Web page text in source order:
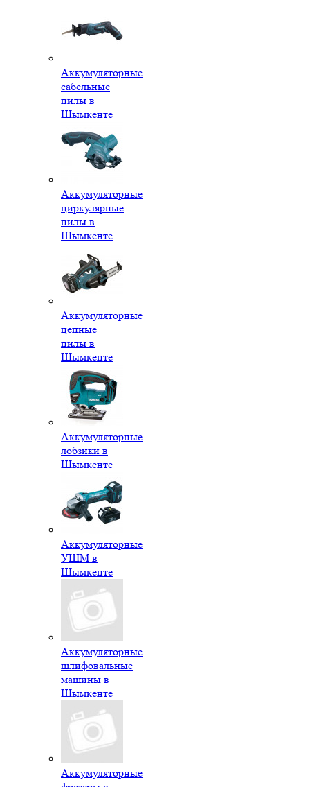
Аккумуляторные
сабельные
пилы в
Шымкенте
Аккумуляторные
циркулярные
пилы в
Шымкенте
Аккумуляторные
цепные
пилы в
Шымкенте
Аккумуляторные
лобзики в
Шымкенте
Аккумуляторные
УШМ в
Шымкенте
Аккумуляторные
шлифовальные
машины в
Шымкенте
Аккумуляторные